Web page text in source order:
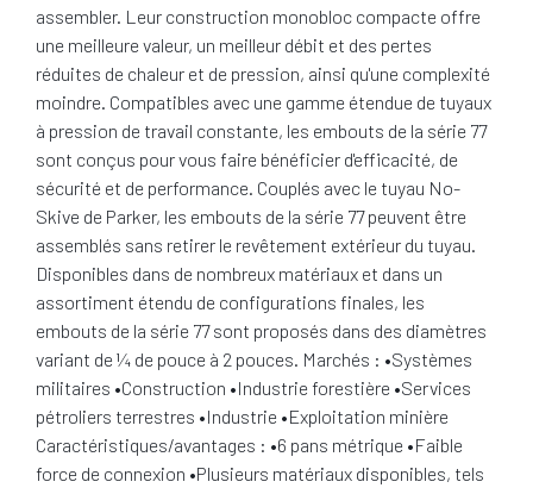
assembler. Leur construction monobloc compacte offre
une meilleure valeur, un meilleur débit et des pertes
réduites de chaleur et de pression, ainsi qu'une complexité
moindre. Compatibles avec une gamme étendue de tuyaux
à pression de travail constante, les embouts de la série 77
sont conçus pour vous faire bénéficier d'efficacité, de
sécurité et de performance. Couplés avec le tuyau No-
Skive de Parker, les embouts de la série 77 peuvent être
assemblés sans retirer le revêtement extérieur du tuyau.
Disponibles dans de nombreux matériaux et dans un
assortiment étendu de configurations finales, les
embouts de la série 77 sont proposés dans des diamètres
variant de ¼ de pouce à 2 pouces. Marchés : •Systèmes
militaires •Construction •Industrie forestière •Services
pétroliers terrestres •Industrie •Exploitation minière
Caractéristiques/avantages : •6 pans métrique •Faible
force de connexion •Plusieurs matériaux disponibles, tels